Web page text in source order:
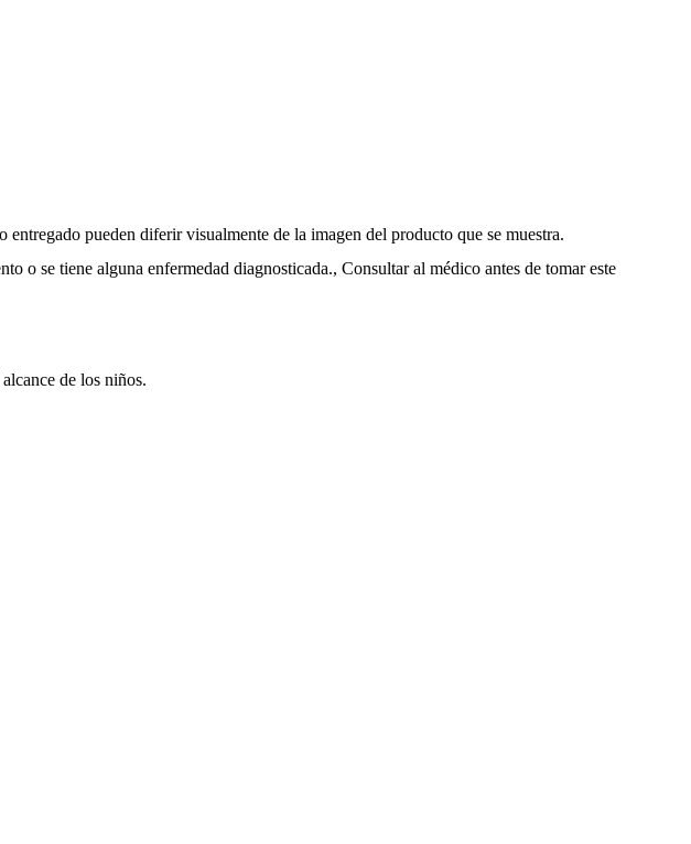
pueden diferir visualmente de la imagen del producto que se muestra.
o se tiene alguna enfermedad diagnosticada., Consultar al médico antes de tomar este
de los niños.